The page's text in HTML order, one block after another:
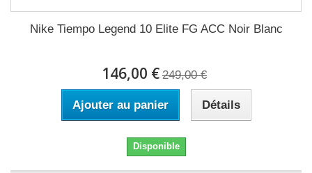
Nike Tiempo Legend 10 Elite FG ACC Noir Blanc
146,00 € 249,00 €
Ajouter au panier Détails
Disponible